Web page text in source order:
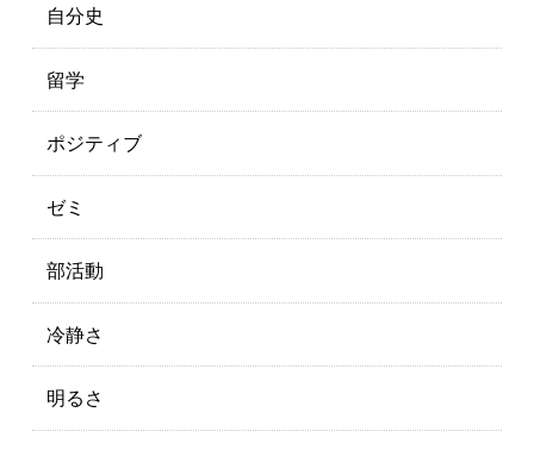
自分史
留学
ポジティブ
ゼミ
部活動
冷静さ
明るさ